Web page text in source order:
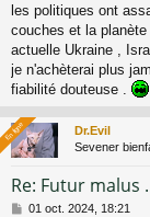
s
s
a
les politiques ont
couches et la
actuelle Ukraine ,
je n'achèterai plus
fiabilité douteuse .
Dr.Evil
Sevener
Re: Futur malus
M
01 oct. 2024, 18:21
En ligne
En ligne